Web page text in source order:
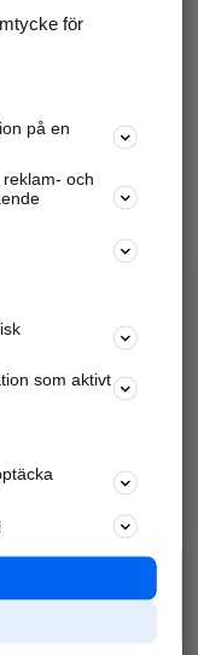
mm.
företaget
mot
nära dig.
sökningar
för
på en
och
som aktivt